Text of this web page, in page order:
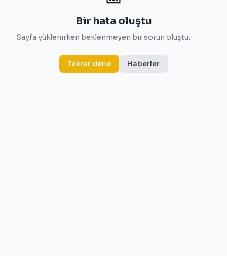
Bir hata oluştu
Sayfa yüklenirken beklenmeyen bir sorun oluştu.
Tekrar dene Haberler